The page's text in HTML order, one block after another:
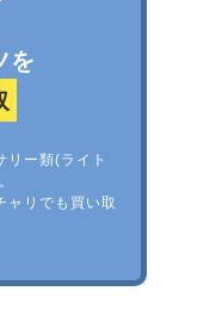
を
リー類(ライト
ャリでも買い取